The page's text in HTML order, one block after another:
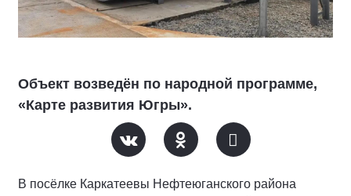
Объект возведён по народной программе,
«Карте развития Югры».
В посёлке Каркатеевы Нефтеюганского района